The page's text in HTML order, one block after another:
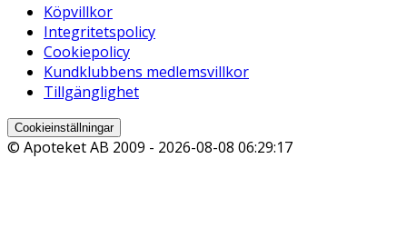
Köpvillkor
Integritetspolicy
Cookiepolicy
Kundklubbens medlemsvillkor
Tillgänglighet
Cookieinställningar
© Apoteket AB 2009 - 2026-08-08 06:29:17